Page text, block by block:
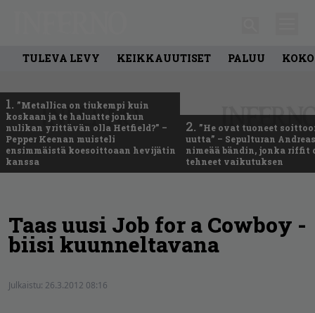
TULEVA LEVY KEIKKAUUTISET PALUU
1. ”Metallica on tiukempi kuin
koskaan ja te haluatte jonkun
nulikan yrittävän olla Hetfield?” –
Pepper Keenan muisteli
ensimmäistä koesoittoaan hevijätin
kanssa
2. ”He ovat tuoneet
uutta” – Sepulturan
nimeää bändin, jonka riffit
tehneet vaikutuksen
Taas uusi Job for a Cowboy -
biisi kuunneltavana
Julkaistu: 26.3.2012 08:16